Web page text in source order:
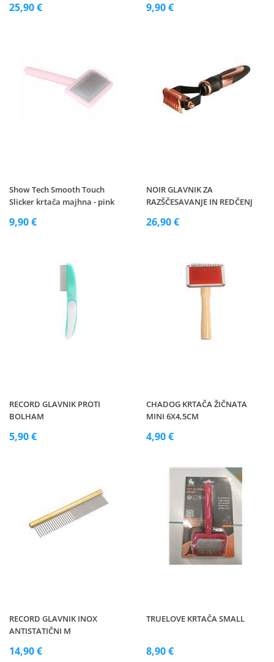
25,90 € 9,90 €
Show Tech Smooth Touch
Slicker krtača majhna - pink
9,90 €
NOIR GLAVNIK ZA
RAZŠČESAVANJE IN REDČENJ
26,90 €
RECORD GLAVNIK PROTI
BOLHAM
5,90 €
CHADOG KRTAČA ŽIČNATA
MINI 6X4,5CM
4,90 €
RECORD GLAVNIK INOX
ANTISTATIČNI M
14,90 €
TRUELOVE KRTAČA SMALL
8,90 €